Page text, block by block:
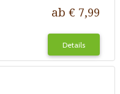
ab € 7,99
Details